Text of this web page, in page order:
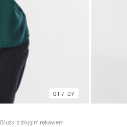
01 07
Bluzki z długim rękawem